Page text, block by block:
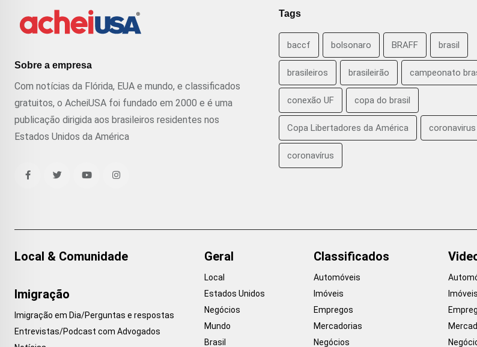
Sobre a empresa
Com notícias da Flórida, EUA e mundo, e classificados
gratuitos, o AcheiUSA foi fundado em 2000 e é uma
publicação dirigida aos brasileiros residentes nos
Estados Unidos da América
Tags
baccf bolsonaro BRAFF brasil
brasileiros brasileirão campeonato
conexão UF copa do brasil
Copa Libertadores da América coronavirus
coronavírus
Local & Comunidade
Imigração
Imigração em Dia/Perguntas e respostas
Entrevistas/Podcast com Advogados
Geral
Local
Estados Unidos
Negócios
Mundo
Brasil
Classificados
Automóveis
Imóveis
Empregos
Mercadorias
Negócios
Imóveis